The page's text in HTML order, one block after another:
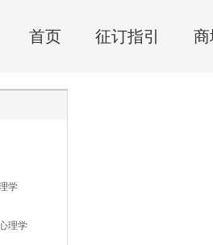
首页 征订指引 商
学
理学